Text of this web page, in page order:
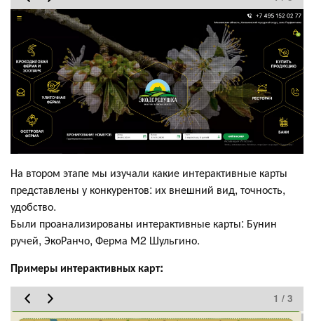
На втором этапе мы изучали какие интерактивные карты
представлены у конкурентов: их внешний вид, точность,
удобство.
Были проанализированы интерактивные карты: Бунин
ручей, ЭкоРанчо, Ферма М2 Шульгино.
Примеры интерактивных карт:
1 / 3